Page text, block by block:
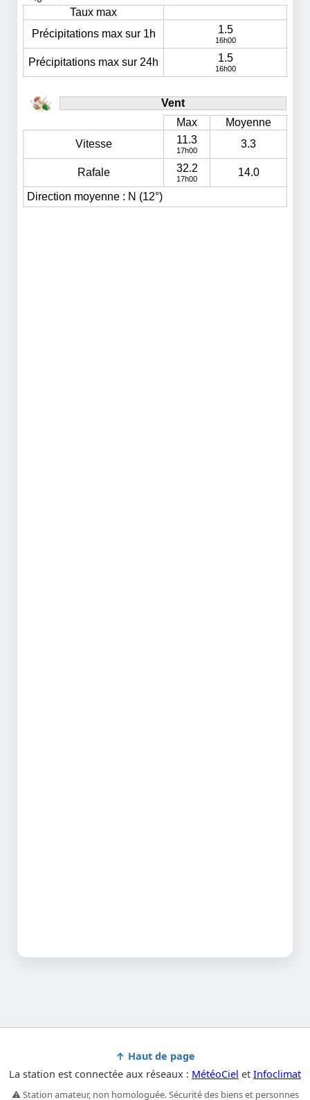
↑ Haut de page
La station est connectée aux réseaux : MétéoCiel et Infoclimat
⚠️ Station amateur, non homologuée. Sécurité des biens et personnes